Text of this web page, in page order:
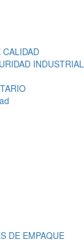
INDUSTRIAL
DE EMPAQUE